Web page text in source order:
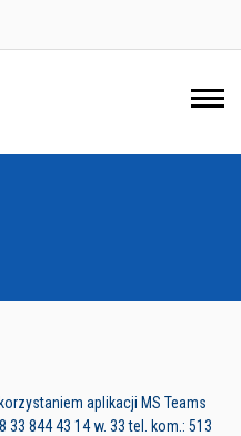
aplikacji MS Teams
844 43 14 w. 33 tel. kom.: 513
Sączu